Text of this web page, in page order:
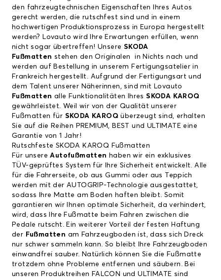
den fahrzeugtechnischen Eigenschaften Ihres Autos
gerecht werden, die rutschfest sind und in einem
hochwertigen Produktionsprozess in Europa hergestellt
werden? Lovauto wird Ihre Erwartungen erfüllen, wenn
nicht sogar übertreffen! Unsere SKODA
Fußmatten stehen den Originalen in Nichts nach und
werden auf Bestellung in unserem Fertigungsatelier in
Frankreich hergestellt. Aufgrund der Fertigungsart und
dem Talent unserer Näherinnen, sind mit Lovauto
Fußmatten alle Funktionalitäten IhresSKODA KAROQ
gewährleistet. Weil wir von der Qualität unserer
Fußmatten für SKODA KAROQüberzeugt sind, erhalten
Sie auf die Reihen PREMIUM, BEST und ULTIMATE eine
Garantie von 1 Jahr!
Rutschfeste SKODA KAROQ Fußmatten
Für unsereAutofußmatten haben wir ein exklusives
TÜV-geprüftes System für Ihre Sicherheit entwickelt. Alle
für die Fahrerseite, ob aus Gummi oder aus Teppich
werden mit der AUTOGRIP-Technologie ausgestattet,
sodass Ihre Matte am Boden haften bleibt. Somit
garantieren wir Ihnen optimale Sicherheit, da verhindert,
wird, dass Ihre Fußmatte beim Fahren zwischen die
Pedale rutscht. Ein weiterer Vorteil der festen Haftung
der Fußmatten am Fahrzeugboden ist, dass sich Dreck
nur schwer sammeln kann. So bleibt Ihre Fahrzeugboden
einwandfrei sauber. Natürlich können Sie die Fußmatte
trotzdem ohne Probleme entfernen und säubern. Bei
unseren Produktreihen FALCON und ULTIMATE sind